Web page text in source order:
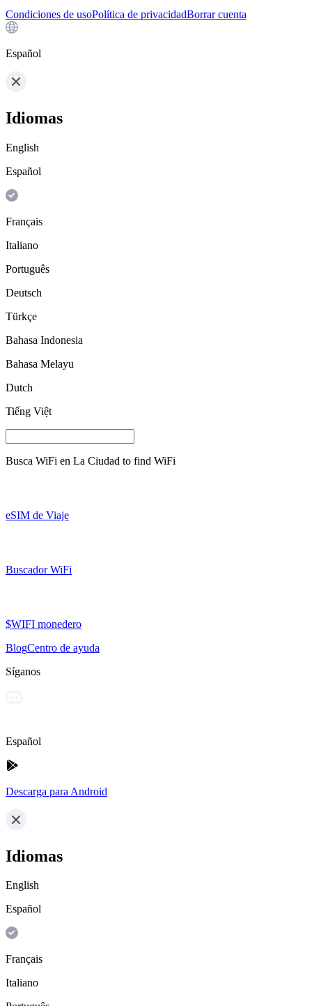
Condiciones de usoPolítica de privacidadBorrar cuenta
Español
Idiomas
English
Español
Français
Italiano
Português
Deutsch
Türkçe
Bahasa Indonesia
Bahasa Melayu
Dutch
Tiếng Việt
Busca WiFi en La Ciudad to find WiFi
eSIM de Viaje
Buscador WiFi
$WIFI monedero
BlogCentro de ayuda
Síganos
Español
Descarga para Android
Idiomas
English
Español
Français
Italiano